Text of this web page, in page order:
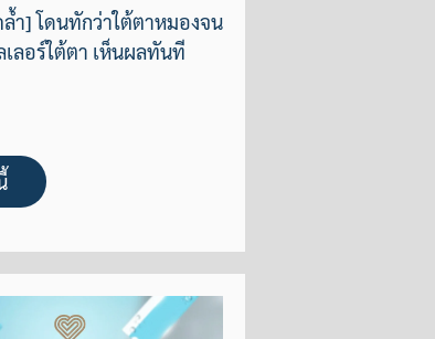
ล้ำ] โดนทักว่าใต้ตาหมองจน
ลอร์ใต้ตา เห็นผลทันที